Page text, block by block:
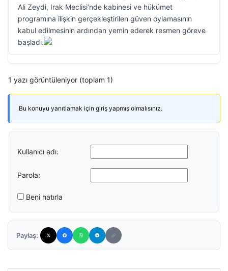
Ali Zeydi, Irak Meclisi’nde kabinesi ve hükümet
programına ilişkin gerçekleştirilen güven oylamasının
kabul edilmesinin ardından yemin ederek resmen göreve
başladı.
1 yazı görüntüleniyor (toplam 1)
Bu konuyu yanıtlamak için giriş yapmış olmalısınız.
Kullanıcı adı:
Parola:
Beni hatırla
Paylaş: